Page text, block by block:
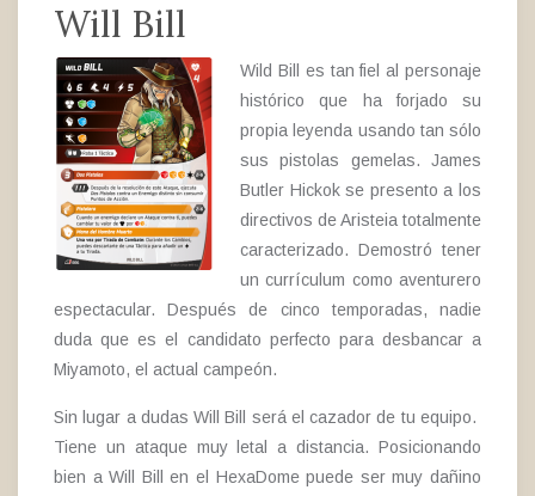
Will Bill
Wild Bill es tan fiel al personaje
histórico que ha forjado su
propia leyenda usando tan sólo
sus pistolas gemelas. James
Butler Hickok se presento a los
directivos de Aristeia totalmente
caracterizado. Demostró tener
un currículum como aventurero
espectacular. Después de cinco temporadas, nadie
duda que es el candidato perfecto para desbancar a
Miyamoto, el actual campeón.
Sin lugar a dudas Will Bill será el cazador de tu equipo.
Tiene un ataque muy letal a distancia. Posicionando
bien a Will Bill en el HexaDome puede ser muy dañino